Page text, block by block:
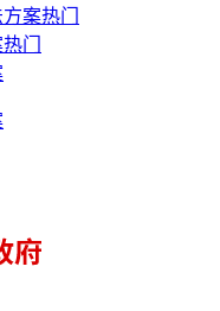
案热门
热门